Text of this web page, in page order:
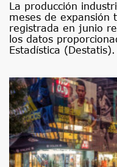
La producción
meses de expansión
registrada en junio
los datos
Estadística (Destatis).